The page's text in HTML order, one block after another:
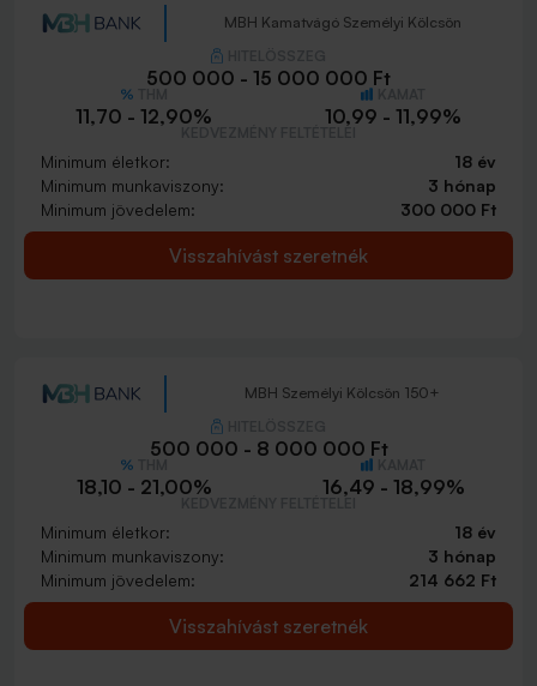
MBH Kamatvágó Személyi Kölcsön
500 000 - 15 000 000 Ft
11,70 - 12,90% 10,99 - 11,99%
Minimum életkor:
18 év
Minimum munkaviszony:
3 hónap
Minimum jövedelem:
300 000 Ft
Visszahívást szeretnék
MBH Személyi Kölcsön 150+
500 000 - 8 000 000 Ft
18,10 - 21,00% 16,49 - 18,99%
Minimum életkor:
18 év
Minimum munkaviszony:
3 hónap
Minimum jövedelem:
214 662 Ft
Visszahívást szeretnék